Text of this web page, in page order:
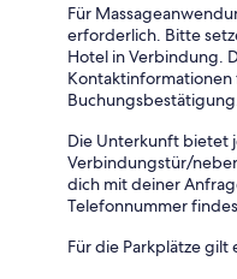
Für
erforderlich. Bitte
Hotel in Verbindung.
Buchungsbestätigung.
Die Unterkunft bietet
Verbindungstür/
dich mit deiner
Telefonnummer
Für die Parkplätze gilt